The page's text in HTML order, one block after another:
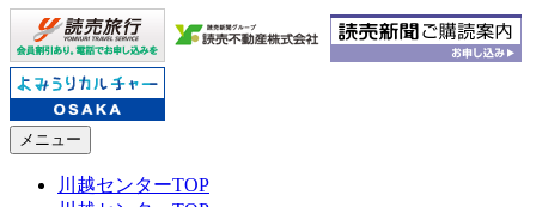
メニュー
川越センターTOP